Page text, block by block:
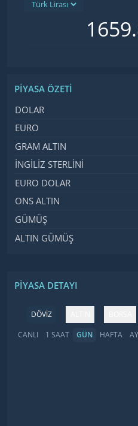
PIYASA ÖZETI
İsim, Kod
DOLAR
EURO
GRAM ALTIN
İNGILIZ STERLINI
EURO DOLAR
ONS ALTIN
GÜMÜŞ
ALTIN GÜMÜŞ
PIYASA DETAYI
DÖVİZ
CANLI
1 SAAT GÜN HAFTA AY